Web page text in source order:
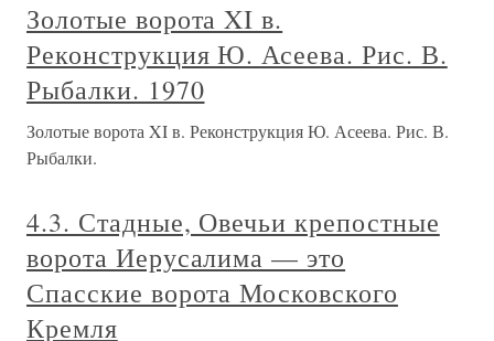
Золотые ворота XI в.
Реконструкция Ю. Асеева. Рис. В.
Рыбалки. 1970
Золотые ворота XI в. Реконструкция Ю. Асеева. Рис. В.
Рыбалки.
4.3. Стадные, Овечьи крепостные
ворота Иерусалима — это
Спасские ворота Московского
Кремля